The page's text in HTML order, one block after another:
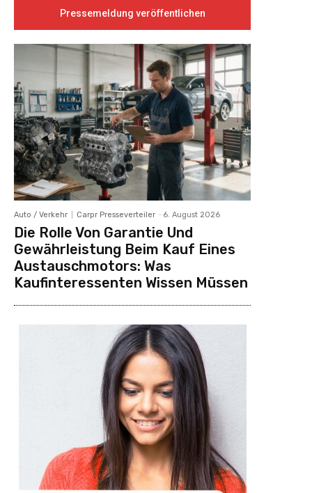
Pressemeldung veröffentlichen
Auto / Verkehr Carpr Presseverteiler - 6. August 2026
Die Rolle Von Garantie Und
Gewährleistung Beim Kauf Eines
Austauschmotors: Was
Kaufinteressenten Wissen Müssen